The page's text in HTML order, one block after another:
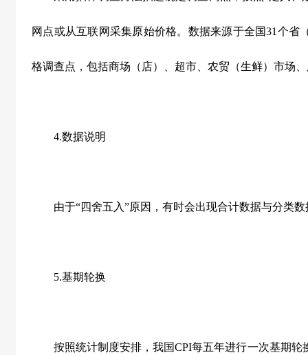
网点或从互联网采集原始价格。数据来源于全国31 个省
格调查点，包括商场（店）、超市、农贸（生鲜）市场
4.数据说明
由于“四舍五入”原因，有时会出现合计数据与分类数
5.基期轮换
按照统计制度安排，我国CPI每五年进行一次基期轮